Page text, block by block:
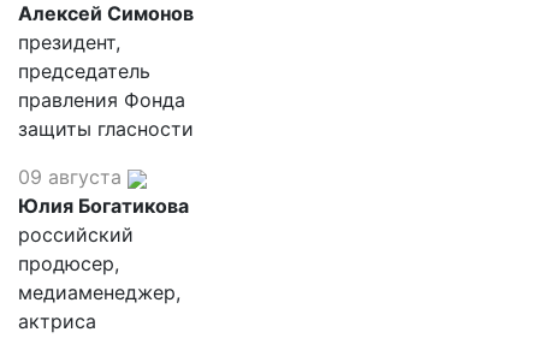
Алексей Симонов
президент,
председатель
правления Фонда
защиты гласности
09 августа
Юлия Богатикова
российский
продюсер,
медиаменеджер,
актриса